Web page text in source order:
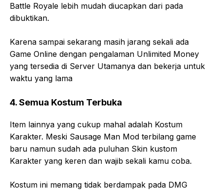
Battle Royale lebih mudah diucapkan dari pada
dibuktikan.
Karena sampai sekarang masih jarang sekali ada
Game Online dengan pengalaman Unlimited Money
yang tersedia di Server Utamanya dan bekerja untuk
waktu yang lama
4. Semua Kostum Terbuka
Item lainnya yang cukup mahal adalah Kostum
Karakter. Meski Sausage Man Mod terbilang game
baru namun sudah ada puluhan Skin kustom
Karakter yang keren dan wajib sekali kamu coba.
Kostum ini memang tidak berdampak pada DMG